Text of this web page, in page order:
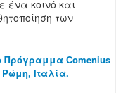
κοινό και
των
Comenius
Ιταλία.